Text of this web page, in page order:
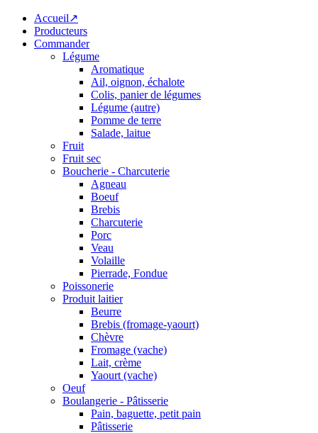
Accueil↗
Producteurs
Commander
Légume
Aromatique
Ail, oignon, échalote
Colis, panier de légumes
Légume (autre)
Pomme de terre
Salade, laitue
Fruit
Fruit sec
Boucherie - Charcuterie
Agneau
Boeuf
Brebis
Charcuterie
Porc
Veau
Volaille
Pierrade, Fondue
Poissonerie
Produit laitier
Beurre
Brebis (fromage-yaourt)
Chèvre
Fromage (vache)
Lait, crème
Yaourt (vache)
Oeuf
Boulangerie - Pâtisserie
Pain, baguette, petit pain
Pâtisserie